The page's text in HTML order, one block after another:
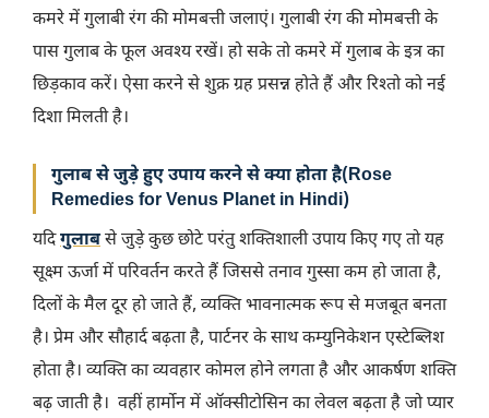
कमरे में गुलाबी रंग की मोमबत्ती जलाएं। गुलाबी रंग की मोमबत्ती के
पास गुलाब के फूल अवश्य रखें। हो सके तो कमरे में गुलाब के इत्र का
छिड़काव करें। ऐसा करने से शुक्र ग्रह प्रसन्न होते हैं और रिश्तो को नई
दिशा मिलती है।
गुलाब से जुड़े हुए उपाय करने से क्या होता है(Rose
Remedies for Venus Planet in Hindi)
यदिगुलाबसे जुड़े कुछ छोटे परंतु शक्तिशाली उपाय किए गए तो यह
सूक्ष्म ऊर्जा में परिवर्तन करते हैं जिससे तनाव गुस्सा कम हो जाता है,
दिलों के मैल दूर हो जाते हैं, व्यक्ति भावनात्मक रूप से मजबूत बनता
है। प्रेम और सौहार्द बढ़ता है, पार्टनर के साथ कम्युनिकेशन एस्टेब्लिश
होता है। व्यक्ति का व्यवहार कोमल होने लगता है और आकर्षण शक्ति
बढ़ जाती है। वहीं हार्मोन में ऑक्सीटोसिन का लेवल बढ़ता है जो प्यार